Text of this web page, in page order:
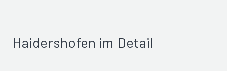
Haidershofen im Detail